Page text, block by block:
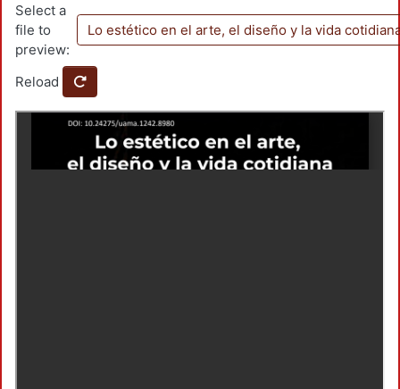
Select a
file to
preview:
Lo estético en el arte, el diseño y la vida
Reload